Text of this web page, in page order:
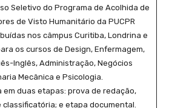
Seletivo do Programa de Acolhida de
de Visto Humanitário da PUCPR
nos câmpus Curitiba, Londrina e
os cursos de Design, Enfermagem,
Inglês, Administração, Negócios
Mecânica e Psicologia.
em duas etapas: prova de redação,
e etapa documental.